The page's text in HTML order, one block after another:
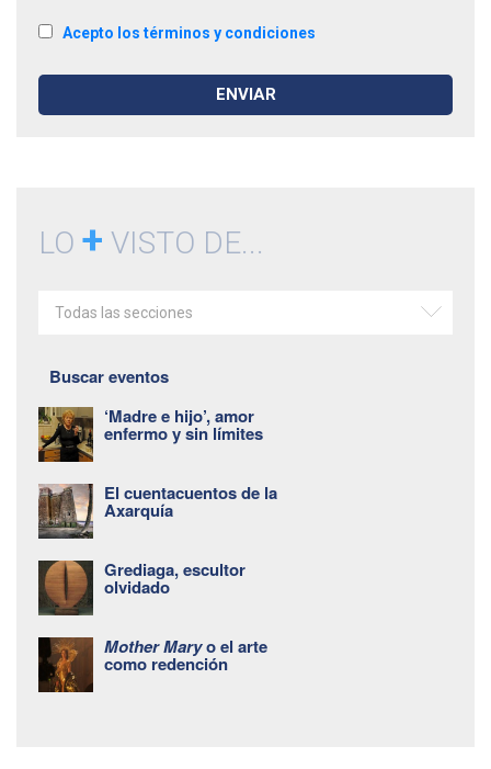
Acepto los términos y condiciones
LO + VISTO DE...
Todas las secciones
Buscar eventos
‘Madre e hijo’, amor
enfermo y sin límites
El cuentacuentos de la
Axarquía
Grediaga, escultor
olvidado
Mother Maryo el arte
como redención